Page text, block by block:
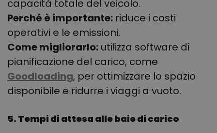
capacità totale del veicolo.
Perché è importante: riduce i costi
operativi e le emissioni.
Come migliorarlo: utilizza software di
pianificazione del carico, come
Goodloading, per ottimizzare lo spazio
disponibile e ridurre i viaggi a vuoto.
5. Tempi di attesa alle baie di carico